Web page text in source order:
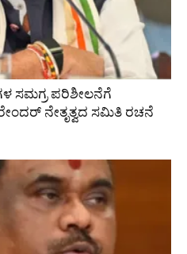
ಪರಿಶೀಲನೆಗೆ
ನೇತೃತ್ವದ ಸಮಿತಿ ರಚನೆ